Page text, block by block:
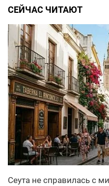
СЕЙЧАС ЧИТАЮТ
Сеута не справилась с